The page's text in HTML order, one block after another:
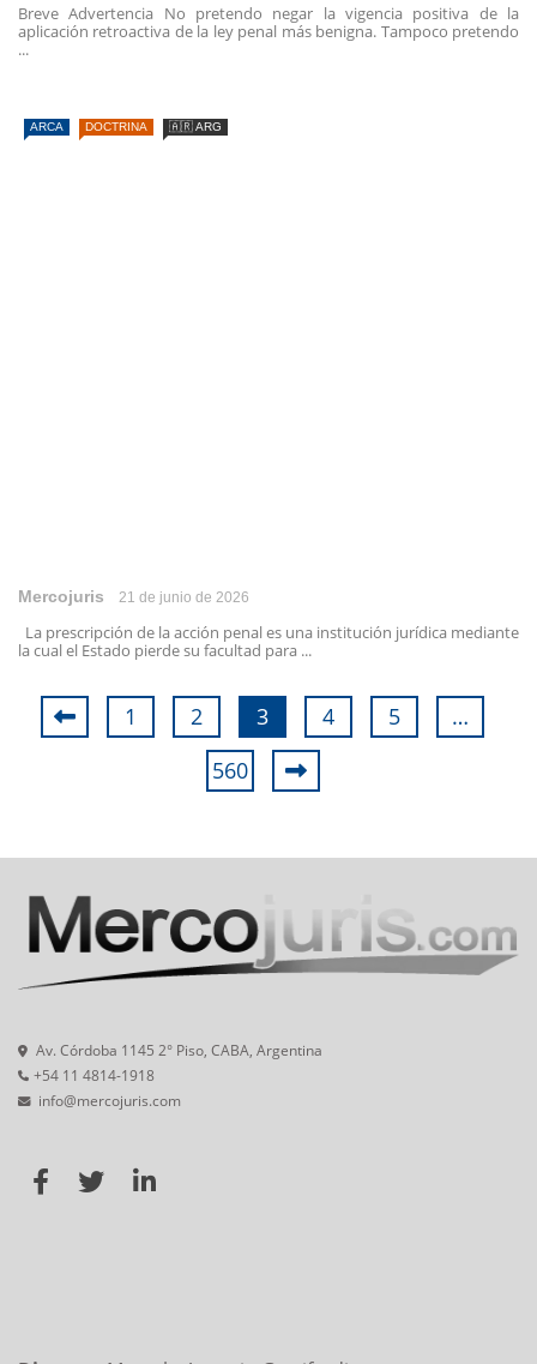
Breve Advertencia No pretendo negar la vigencia positiva de la
aplicación retroactiva de la ley penal más benigna. Tampoco pretendo
...
ARCA DOCTRINA 🇦🇷 ARG
Mercojuris 21 de junio de 2026
La prescripción de la acción penal es una institución jurídica mediante
la cual el Estado pierde su facultad para ...
1 2 3 4 5
…
560
Av. Córdoba 1145 2° Piso, CABA, Argentina
+54 11 4814-1918
info@mercojuris.com